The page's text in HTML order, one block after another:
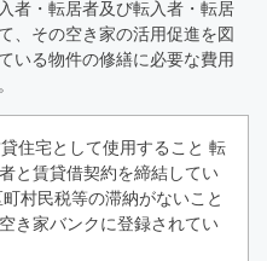
者・転居者及び転入者・転居
、その空き家の活用促進を図
いる物件の修繕に必要な費用
住宅として使用すること 転
と賃貸借契約を締結してい
村民税等の滞納がないこと
き家バンクに登録されてい